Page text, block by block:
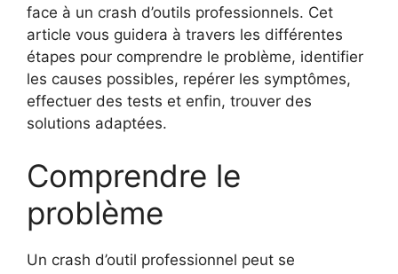
face à un crash d’outils professionnels. Cet
article vous guidera à travers les différentes
étapes pour comprendre le problème, identifier
les causes possibles, repérer les symptômes,
effectuer des tests et enfin, trouver des
solutions adaptées.
Comprendre le
problème
Un crash d’outil professionnel peut se